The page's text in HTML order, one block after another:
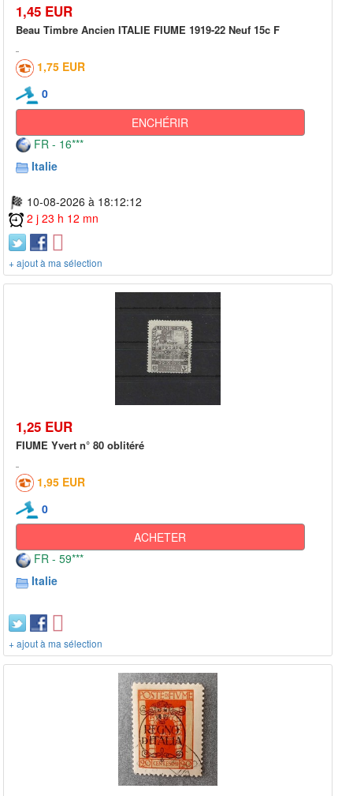
1,45 EUR
Beau Timbre Ancien ITALIE FIUME 1919-22 Neuf 15c F
1,75 EUR
0
ENCHÉRIR
FR - 16***
Italie
10-08-2026 à 18:12:12
2 j 23 h 12 mn
+ ajout à ma sélection
1,25 EUR
FIUME Yvert n° 80 oblitéré
1,95 EUR
0
ACHETER
FR - 59***
Italie
+ ajout à ma sélection